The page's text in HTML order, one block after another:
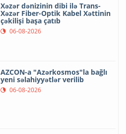
Xəzər dənizinin dibi ilə Trans-
Xəzər Fiber-Optik Kabel Xəttinin
çəkilişi başa çatıb
06-08-2026
AZCON-a "Azərkosmos"la bağlı
yeni səlahiyyətlər verilib
06-08-2026